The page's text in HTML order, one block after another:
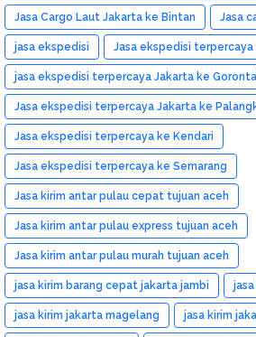
Jasa Cargo Laut Jakarta ke Bintan Jasa
jasa ekspedisi Jasa ekspedisi
jasa ekspedisi terpercaya Jakarta ke
Jasa ekspedisi terpercaya Jakarta ke
Jasa ekspedisi terpercaya ke Kendari
Jasa ekspedisi terpercaya ke Semarang
Jasa kirim antar pulau cepat tujuan aceh
Jasa kirim antar pulau express tujuan aceh
Jasa kirim antar pulau murah tujuan aceh
jasa kirim barang cepat jakarta jambi
jasa kirim jakarta magelang jasa kirim